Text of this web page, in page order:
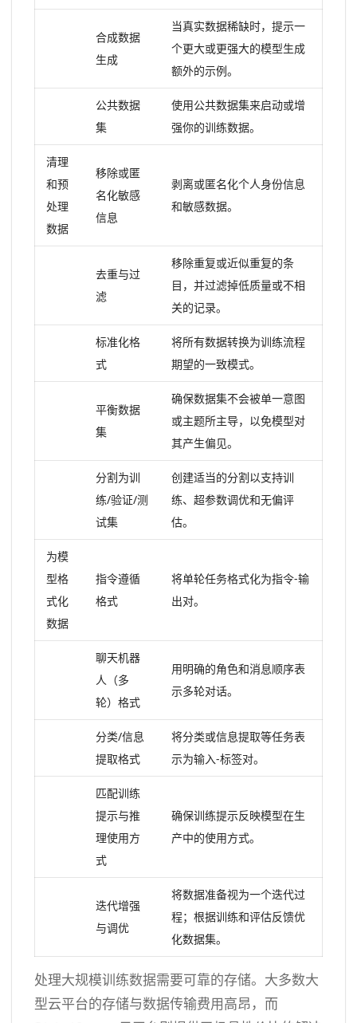
合成数据
生成
当真实数据稀缺时，提示一
个更大或更强大的模型生成
额外的示例。
公共数据
集
使用公共数据集来启动或增
强你的训练数据。
清理
和预
处理
数据
移除或匿
名化敏感
信息
剥离或匿名化个人身份信息
和敏感数据。
去重与过
滤
移除重复或近似重复的条
目，并过滤掉低质量或不相
关的记录。
标准化格
式
将所有数据转换为训练流程
期望的一致模式。
平衡数据
集
确保数据集不会被单一意图
或主题所主导，以免模型对
其产生偏见。
分割为训
练/验证/测
试集
创建适当的分割以支持训
练、超参数调优和无偏评
估。
为模
型格
式化
数据
指令遵循
格式
将单轮任务格式化为指令-输
出对。
聊天机器
人（多
轮）格式
用明确的角色和消息顺序表
示多轮对话。
分类/信息
提取格式
将分类或信息提取等任务表
示为输入-标签对。
匹配训练
提示与推
理使用方
式
确保训练提示反映模型在生
产中的使用方式。
迭代增强
与调优
将数据准备视为一个迭代过
程；根据训练和评估反馈优
化数据集。
处理大规模训练数据需要可靠的存储。大多数大
型云平台的存储与数据传输费用高昂，而